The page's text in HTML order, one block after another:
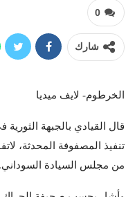
0
شارك
الخرطوم- لايف ميديا
قال القيادي بالجبهة
تنفيذ المصفوفة المحدثة،
من مجلس السيادة السوداني.